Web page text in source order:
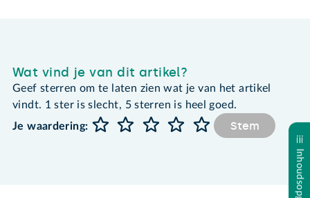
Inhoudsopgave
Wat vind je van dit artikel?
Geef sterren om te laten zien wat je van het artikel
vindt. 1 ster is slecht, 5 sterren is heel goed.
Je waardering:
Stem